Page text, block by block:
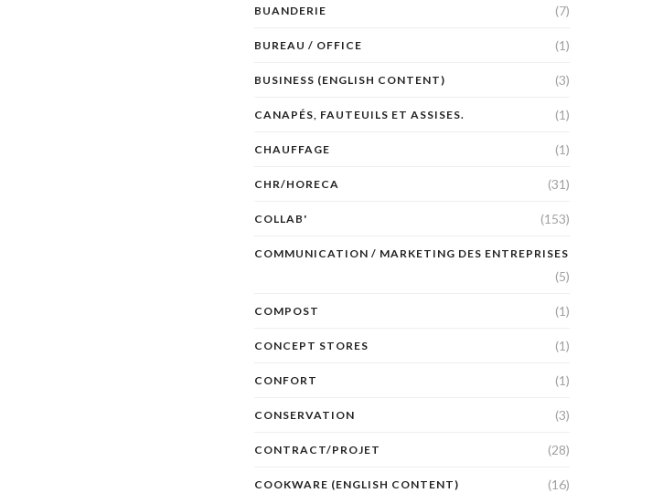
BUANDERIE (7)
BUREAU / OFFICE (1)
BUSINESS (ENGLISH CONTENT) (3)
CANAPÉS, FAUTEUILS ET ASSISES. (1)
CHAUFFAGE (1)
CHR/HORECA (31)
COLLAB' (153)
COMMUNICATION / MARKETING DES ENTREPRISES
(5)
COMPOST (1)
CONCEPT STORES (1)
CONFORT (1)
CONSERVATION (3)
CONTRACT/PROJET (28)
COOKWARE (ENGLISH CONTENT) (16)